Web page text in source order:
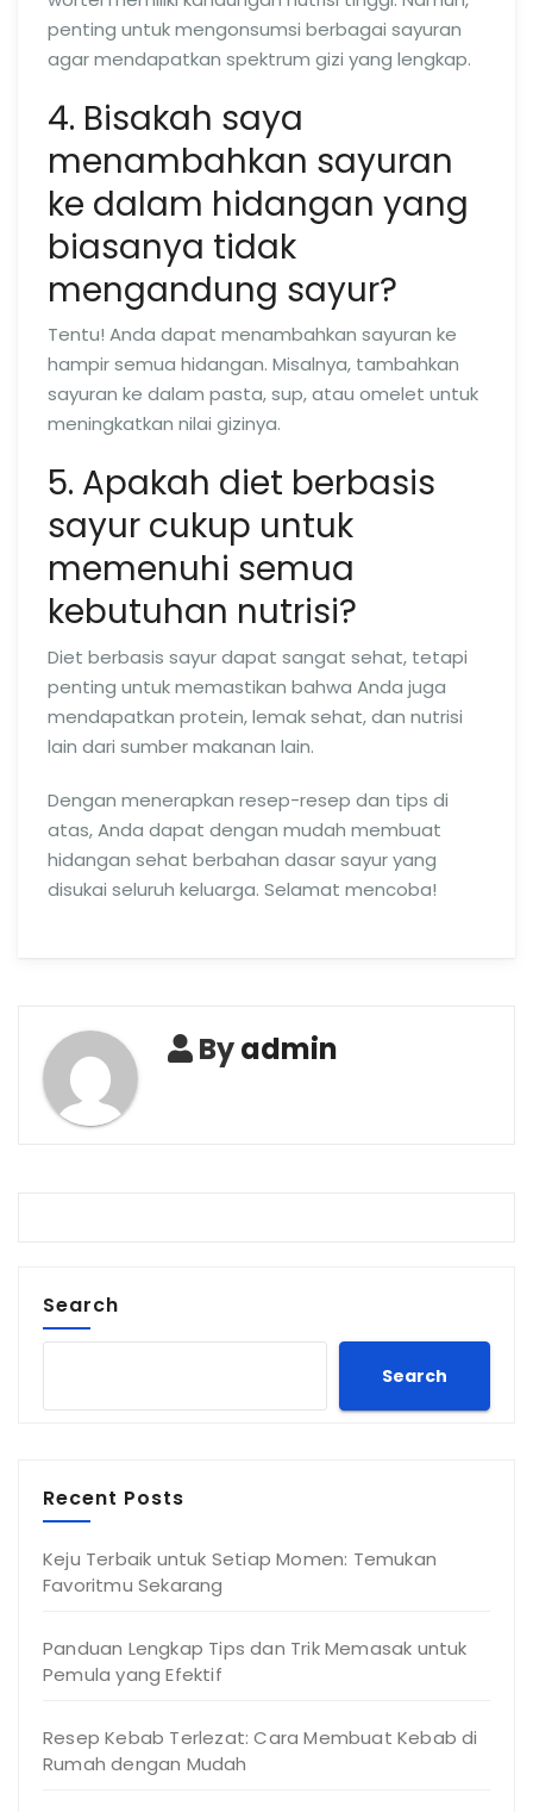
penting untuk mengonsumsi berbagai sayuran
agar mendapatkan spektrum gizi yang lengkap.
4. Bisakah saya
menambahkan sayuran
ke dalam hidangan yang
biasanya tidak
mengandung sayur?
Tentu! Anda dapat menambahkan sayuran ke
hampir semua hidangan. Misalnya, tambahkan
sayuran ke dalam pasta, sup, atau omelet untuk
meningkatkan nilai gizinya.
5. Apakah diet berbasis
sayur cukup untuk
memenuhi semua
kebutuhan nutrisi?
Diet berbasis sayur dapat sangat sehat, tetapi
penting untuk memastikan bahwa Anda juga
mendapatkan protein, lemak sehat, dan nutrisi
lain dari sumber makanan lain.
Dengan menerapkan resep-resep dan tips di
atas, Anda dapat dengan mudah membuat
hidangan sehat berbahan dasar sayur yang
disukai seluruh keluarga. Selamat mencoba!
Byadmin
Search
Search
Recent Posts
Keju Terbaik untuk Setiap Momen: Temukan
Favoritmu Sekarang
Panduan Lengkap Tips dan Trik Memasak untuk
Pemula yang Efektif
Resep Kebab Terlezat: Cara Membuat Kebab di
Rumah dengan Mudah